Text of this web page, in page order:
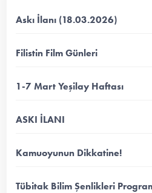
Askı İlanı (18.03.2026)
Filistin Film Günleri
1-7 Mart Yeşilay Haftası
ASKI İLANI
Kamuoyunun Dikkatine!
Tübitak Bilim Şenlikleri